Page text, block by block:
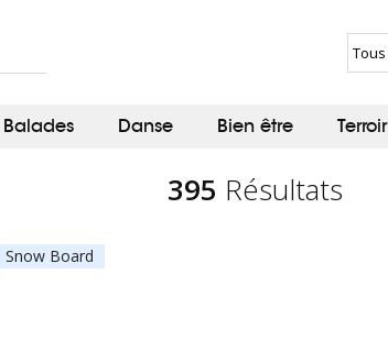
Balades Danse Bien être Terroir
395 Résultats
Snow Board